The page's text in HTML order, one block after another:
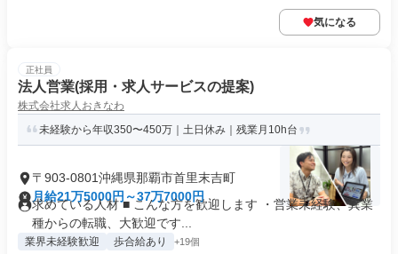
気になる
正社員
法人営業(採用・求人サービスの提案)
株式会社求人おきなわ
未経験から年収350〜450万｜土日休み｜残業月10h台
〒903-0801沖縄県那覇市首里末吉町
月給21万5000円～37万7000円
求めている人材 ■ こんな方を歓迎します ・営業未経験、異業
種からの転職、大歓迎です...
業界未経験歓迎 歩合給あり +19個